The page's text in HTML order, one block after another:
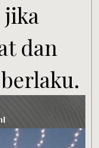
jika
dan